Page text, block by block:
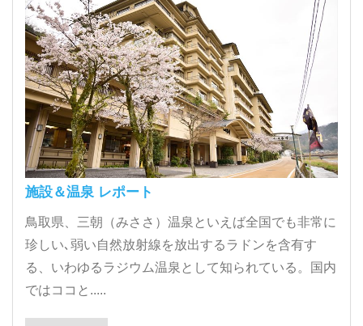
施設＆温泉 レポート
鳥取県、三朝（みささ）温泉といえば全国でも非常に
珍しい､弱い自然放射線を放出するラドンを含有す
る、いわゆるラジウム温泉として知られている。国内
ではココと.....